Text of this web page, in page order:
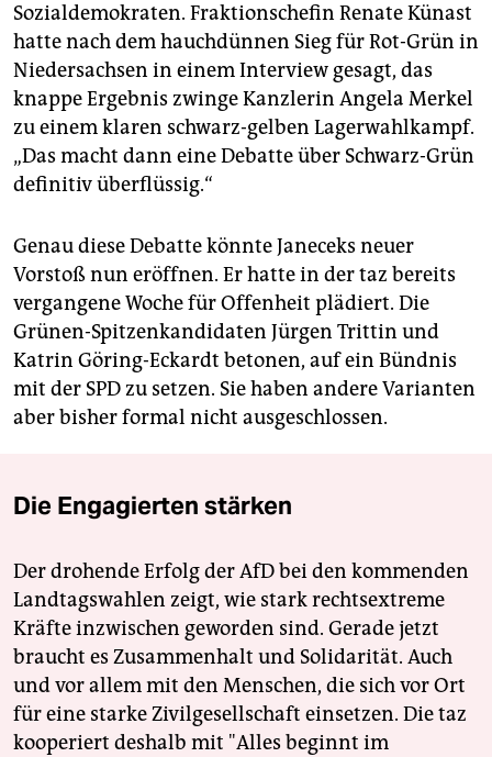
Sozialdemokraten. Fraktionschefin Renate Künast
hatte nach dem hauchdünnen Sieg für Rot-Grün in
Niedersachsen in einem Interview gesagt, das
knappe Ergebnis zwinge Kanzlerin Angela Merkel
zu einem klaren schwarz-gelben Lagerwahlkampf.
„Das macht dann eine Debatte über Schwarz-Grün
definitiv überflüssig.“
Genau diese Debatte könnte Janeceks neuer
Vorstoß nun eröffnen. Er hatte in der taz bereits
vergangene Woche für Offenheit plädiert. Die
Grünen-Spitzenkandidaten Jürgen Trittin und
Katrin Göring-Eckardt betonen, auf ein Bündnis
mit der SPD zu setzen. Sie haben andere Varianten
aber bisher formal nicht ausgeschlossen.
Die Engagierten stärken
Der drohende Erfolg der AfD bei den kommenden
Landtagswahlen zeigt, wie stark rechtsextreme
Kräfte inzwischen geworden sind. Gerade jetzt
braucht es Zusammenhalt und Solidarität. Auch
und vor allem mit den Menschen, die sich vor Ort
für eine starke Zivilgesellschaft einsetzen. Die taz
kooperiert deshalb mit "Alles beginnt im